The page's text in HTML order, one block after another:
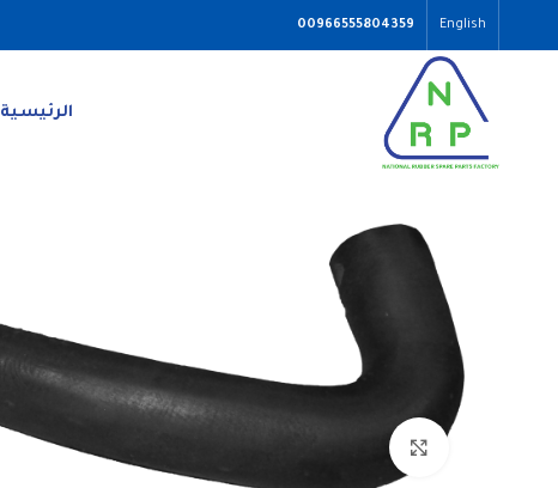
English
00966555804359
الرئيسية